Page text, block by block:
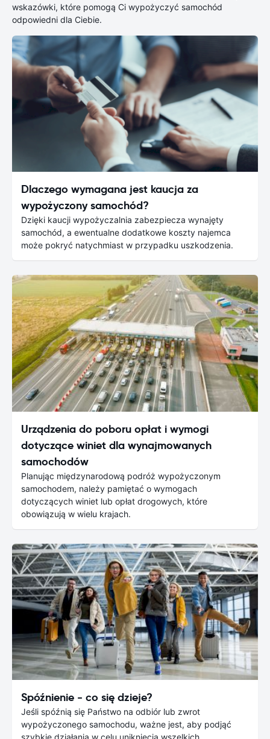
wskazówki, które pomogą Ci wypożyczyć samochód
odpowiedni dla Ciebie.
Dlaczego wymagana jest kaucja za
wypożyczony samochód?
Dzięki kaucji wypożyczalnia zabezpiecza wynajęty
samochód, a ewentualne dodatkowe koszty najemca
może pokryć natychmiast w przypadku uszkodzenia.
Urządzenia do poboru opłat i wymogi
dotyczące winiet dla wynajmowanych
samochodów
Planując międzynarodową podróż wypożyczonym
samochodem, należy pamiętać o wymogach
dotyczących winiet lub opłat drogowych, które
obowiązują w wielu krajach.
Spóźnienie - co się dzieje?
Jeśli spóźnią się Państwo na odbiór lub zwrot
wypożyczonego samochodu, ważne jest, aby podjąć